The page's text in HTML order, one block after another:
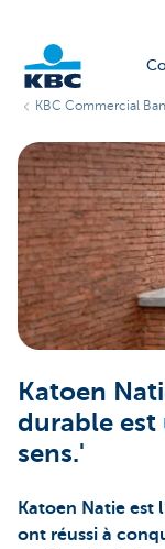
Corporate
KBC Commercial
Katoen
durable est
sens.'
Katoen Natie est
ont réussi à